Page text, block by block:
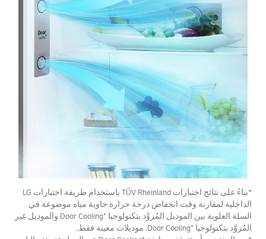
*بناءً على نتائج اختبارات TÜV Rheinland باستخدام طريقة اختبارات LG
الداخلية لمقارنة وقت انخفاض درجة حرارة حاوية مياه موضوعة في
السلة العلوية بين الموديل المُزوَّد بتكنولوجيا Door Cooling⁺‎ والموديل غير
المُزوَّد بتكنولوجيا Door Cooling⁺‎. موديلات معينة فقط.